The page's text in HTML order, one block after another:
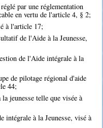
par une réglementation
en vertu de l'article 4, § 2;
à l'article 17;
de l'Aide à la Jeunesse,
de l'Aide intégrale à la
de pilotage régional d'aide
44;
jeunesse telle que visée à
intégrale à la Jeunesse, visé à